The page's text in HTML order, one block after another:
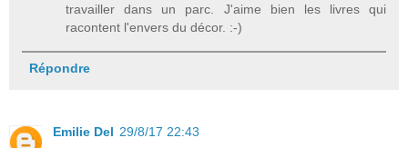
travailler dans un parc. J'aime bien les livres qui
racontent l'envers du décor. :-)
Répondre
Emilie Del 29/8/17 22:43